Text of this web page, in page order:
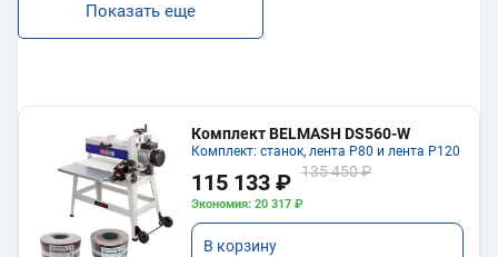
Показать еще
Комплект BELMASH DS560-W
Комплект: станок, лента P80 и лента P120
115 133 ₽ 135 450 ₽
Экономия: 20 317 ₽
В корзину